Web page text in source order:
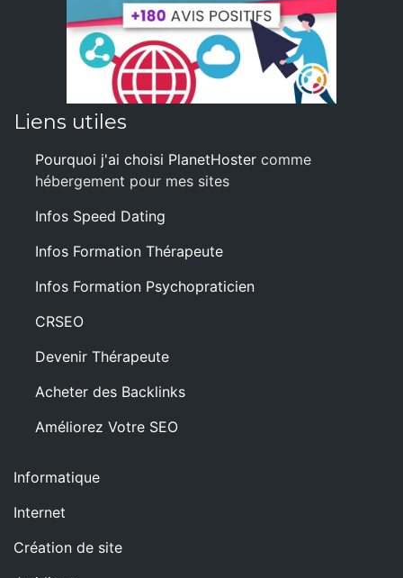
Liens utiles
Pourquoi j'ai choisi PlanetHoster comme
hébergement pour mes sites
Infos Speed Dating
Infos Formation Thérapeute
Infos Formation Psychopraticien
CRSEO
Devenir Thérapeute
Acheter des Backlinks
Améliorez Votre SEO
Informatique
Internet
Création de site